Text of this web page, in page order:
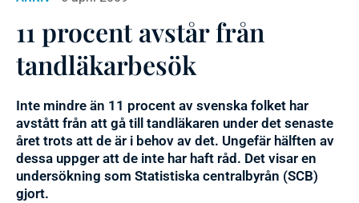
11 procent avstår från
tandläkarbesök
Inte mindre än 11 procent av svenska folket har
avstått från att gå till tandläkaren under det senaste
året trots att de är i behov av det. Ungefär hälften av
dessa uppger att de inte har haft råd. Det visar en
undersökning som Statistiska centralbyrån (SCB)
gjort.